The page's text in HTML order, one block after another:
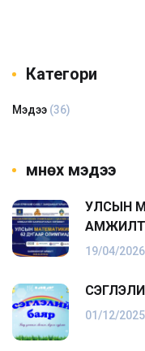
Категори
Мэдээ (36)
Өмнөх мэдээ
УЛСЫН
19/04/2026
01/12/2025